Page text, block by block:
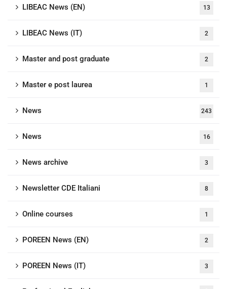
LIBEAC News (EN) 13
LIBEAC News (IT) 2
Master and post graduate 2
Master e post laurea 1
News 243
News 16
News archive 3
Newsletter CDE Italiani 8
Online courses 1
POREEN News (EN) 2
POREEN News (IT) 3